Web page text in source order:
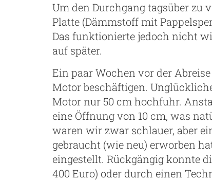
Um den Durchgang tagsüber zu
Platte (Dämmstoff mit
Das funktionierte jedoch nicht
auf später.
Ein paar Wochen vor der
Motor beschäftigen.
Motor nur 50 cm hochfuhr.
eine Öffnung von 10 cm, was
waren wir zwar schlauer, aber
gebraucht (wie neu) erworben
eingestellt. Rückgängig konnte
400 Euro) oder durch einen